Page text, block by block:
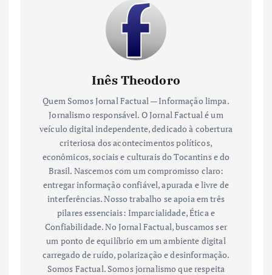
Inês Theodoro
Quem Somos Jornal Factual — Informação limpa.
Jornalismo responsável. O Jornal Factual é um
veículo digital independente, dedicado à cobertura
criteriosa dos acontecimentos políticos,
econômicos, sociais e culturais do Tocantins e do
Brasil. Nascemos com um compromisso claro:
entregar informação confiável, apurada e livre de
interferências. Nosso trabalho se apoia em três
pilares essenciais: Imparcialidade, Ética e
Confiabilidade. No Jornal Factual, buscamos ser
um ponto de equilíbrio em um ambiente digital
carregado de ruído, polarização e desinformação.
Somos Factual. Somos jornalismo que respeita